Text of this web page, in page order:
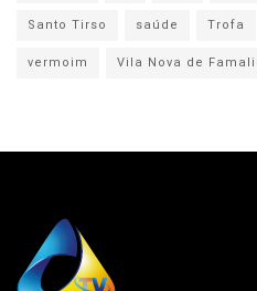
Santo Tirso
saúde Trofa
vermoim
Vila Nova de